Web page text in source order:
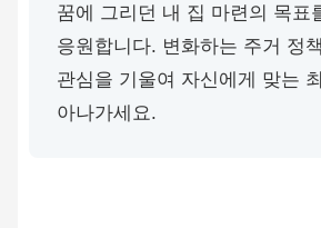
꿈에 그리던 내 집 마련의 목표
응원합니다. 변화하는 주거 정
관심을 기울여 자신에게 맞는
아나가세요.